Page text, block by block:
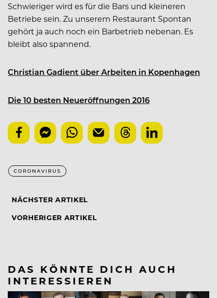
Schwieriger wird es für die Bars und kleineren
Betriebe sein. Zu unserem Restaurant Spontan
gehört ja auch noch ein Barbetrieb nebenan. Es
bleibt also spannend.
Christian Gadient über Arbeiten in Kopenhagen
Die 10 besten Neueröffnungen 2016
CORONAVIRUS
NÄCHSTER ARTIKEL
VORHERIGER ARTIKEL
DAS KÖNNTE DICH AUCH
INTERESSIEREN